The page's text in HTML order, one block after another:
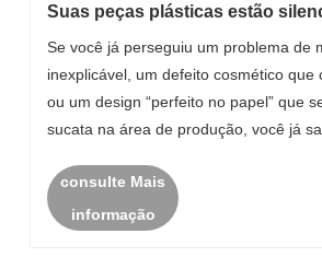
Suas peças plásticas estão
de custos?
Se você já perseguiu um problema de
inexplicável, um defeito cosmético que
ou um design “perfeito no papel” que
sucata na área de produção, você já
que podem criar consequências muito
consulte Mais
informação